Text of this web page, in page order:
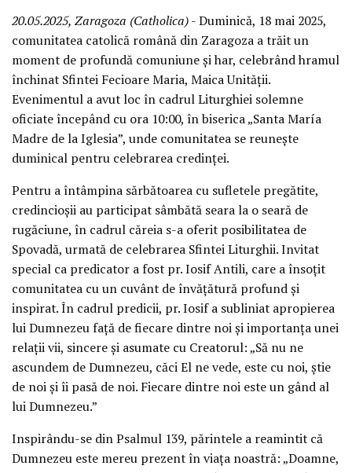
20.05.2025, Zaragoza (Catholica)- Duminică, 18 mai 2025,
comunitatea catolică română din Zaragoza a trăit un
moment de profundă comuniune și har, celebrând hramul
închinat Sfintei Fecioare Maria, Maica Unității.
Evenimentul a avut loc în cadrul Liturghiei solemne
oficiate începând cu ora 10:00, în biserica „Santa María
Madre de la Iglesia”, unde comunitatea se reunește
duminical pentru celebrarea credinței.
Pentru a întâmpina sărbătoarea cu sufletele pregătite,
credincioșii au participat sâmbătă seara la o seară de
rugăciune, în cadrul căreia s-a oferit posibilitatea de
Spovadă, urmată de celebrarea Sfintei Liturghii. Invitat
special ca predicator a fost pr. Iosif Antili, care a însoțit
comunitatea cu un cuvânt de învățătură profund și
inspirat. În cadrul predicii, pr. Iosif a subliniat apropierea
lui Dumnezeu față de fiecare dintre noi și importanța unei
relații vii, sincere și asumate cu Creatorul: „Să nu ne
ascundem de Dumnezeu, căci El ne vede, este cu noi, știe
de noi și îi pasă de noi. Fiecare dintre noi este un gând al
lui Dumnezeu.”
Inspirându-se din Psalmul 139, părintele a reamintit că
Dumnezeu este mereu prezent în viața noastră: „Doamne,